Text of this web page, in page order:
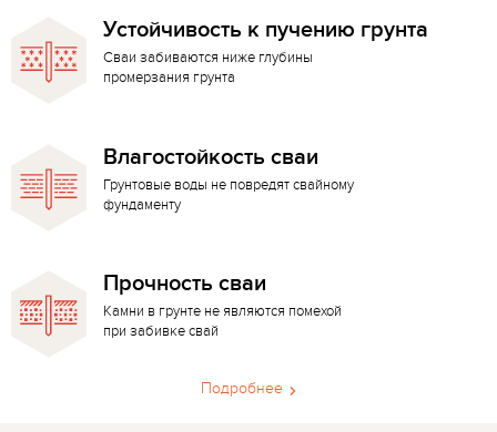
Устойчивость к пучению грунта
Сваи забиваются ниже глубины
промерзания грунта
Влагостойкость сваи
Грунтовые воды не повредят свайному
фундаменту
Прочность сваи
Камни в грунте не являются помехой
при забивке свай
Подробнее